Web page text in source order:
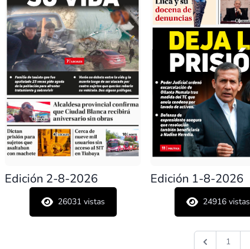
Edición 2-8-2026
26031vistas
Edición 1-8-2026
24916vistas
1